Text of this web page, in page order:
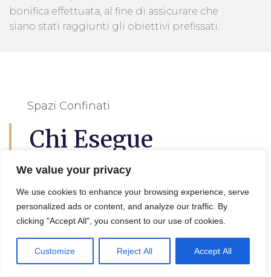
We value your privacy
We use cookies to enhance your browsing experience, serve
personalized ads or content, and analyze our traffic. By
clicking "Accept All", you consent to our use of cookies.
Customize Reject All Accept All
bonifica effettuata, al fine di assicurare che
siano stati raggiunti gli obiettivi prefissati.
Spazi Confinati
Chi Esegue
L'analisi Del Suolo
Gioia Tauro
analisi del suolo a Gioia Tauro questo è
utile per lil progetto di decontaminazione e